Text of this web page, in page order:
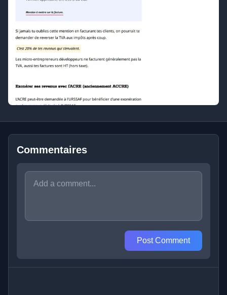
Commentaires
Post Comment